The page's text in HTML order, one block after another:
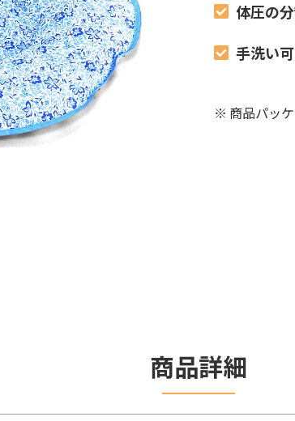
体圧の
手洗い可
※ 商品パッ
商品詳細